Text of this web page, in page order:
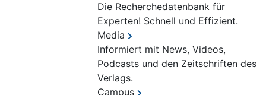
Die Recherchedatenbank für
Experten! Schnell und Effizient.
Media
Informiert mit News, Videos,
Podcasts und den Zeitschriften des
Verlags.
Campus